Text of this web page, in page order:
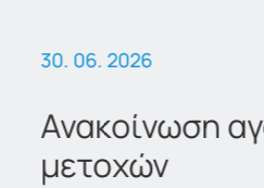
30. 06. 2026
Ανακοίνωση
μετοχών